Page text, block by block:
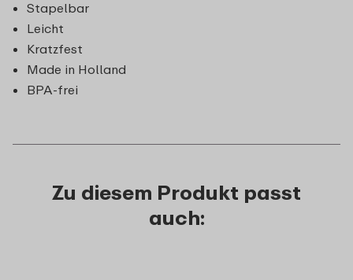
Stapelbar
Leicht
Kratzfest
Made in Holland
BPA-frei
Zu diesem Produkt passt
auch: